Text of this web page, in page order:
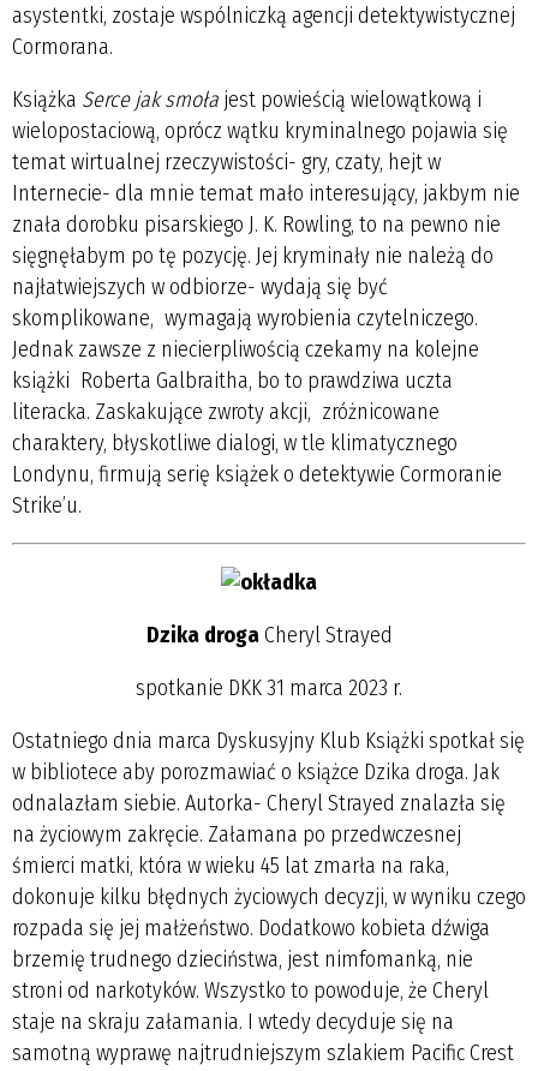
asystentki, zostaje wspólniczką agencji detektywistycznej
Cormorana.
Książka Serce jak smoła jest powieścią wielowątkową i
wielopostaciową, oprócz wątku kryminalnego pojawia się
temat wirtualnej rzeczywistości- gry, czaty, hejt w
Internecie- dla mnie temat mało interesujący, jakbym nie
znała dorobku pisarskiego J. K. Rowling, to na pewno nie
sięgnęłabym po tę pozycję. Jej kryminały nie należą do
najłatwiejszych w odbiorze- wydają się być
skomplikowane, wymagają wyrobienia czytelniczego.
Jednak zawsze z niecierpliwością czekamy na kolejne
książki Roberta Galbraitha, bo to prawdziwa uczta
literacka. Zaskakujące zwroty akcji, zróżnicowane
charaktery, błyskotliwe dialogi, w tle klimatycznego
Londynu, firmują serię książek o detektywie Cormoranie
Strike’u.
Dzika drogaCheryl Strayed
spotkanie DKK 31 marca 2023 r.
Ostatniego dnia marca Dyskusyjny Klub Książki spotkał się
w bibliotece aby porozmawiać o książce Dzika droga. Jak
odnalazłam siebie. Autorka- Cheryl Strayed znalazła się
na życiowym zakręcie. Załamana po przedwczesnej
śmierci matki, która w wieku 45 lat zmarła na raka,
dokonuje kilku błędnych życiowych decyzji, w wyniku czego
rozpada się jej małżeństwo. Dodatkowo kobieta dźwiga
brzemię trudnego dzieciństwa, jest nimfomanką, nie
stroni od narkotyków. Wszystko to powoduje, że Cheryl
staje na skraju załamania. I wtedy decyduje się na
samotną wyprawę najtrudniejszym szlakiem Pacific Crest